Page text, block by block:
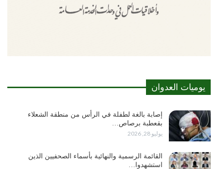
يوميات العدوان
إصابة بالغة لطفلة في الرأس من منطقة الشعلاء
بقعطبة برصاص…
يوليو 28, 2026
القائمة الرسمية والنهائية بأسماء الصحفيين الذين
استشهدوا…